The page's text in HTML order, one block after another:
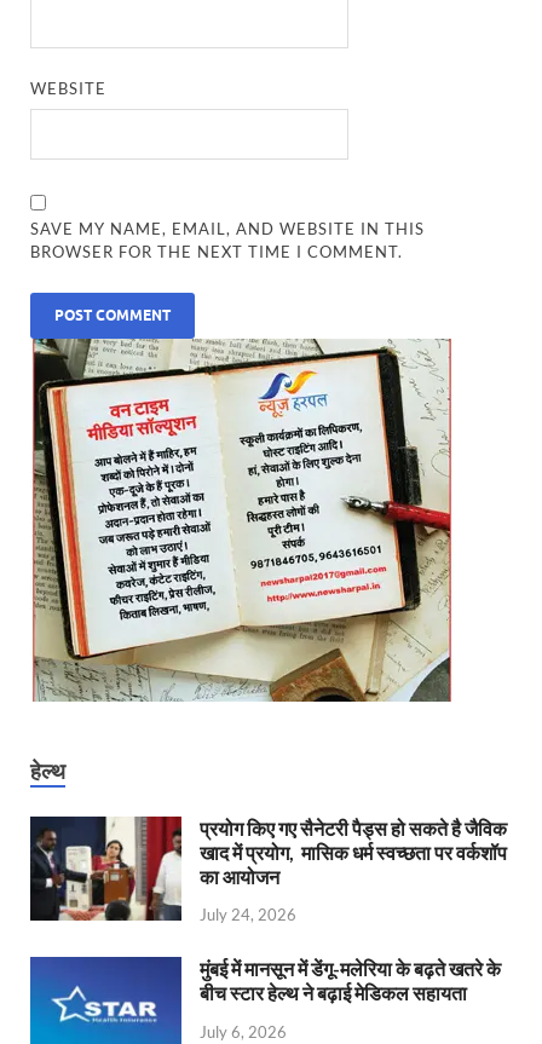
WEBSITE
SAVE MY NAME, EMAIL, AND WEBSITE IN THIS
BROWSER FOR THE NEXT TIME I COMMENT.
हेल्थ
प्रयोग किए गए सैनेटरी पैड्स हो सकते है जैविक
खाद में प्रयोग, मासिक धर्म स्वच्छता पर वर्कशॉप
का आयोजन
July 24, 2026
मुंबई में मानसून में डेंगू-मलेरिया के बढ़ते खतरे के
बीच स्टार हेल्थ ने बढ़ाई मेडिकल सहायता
July 6, 2026